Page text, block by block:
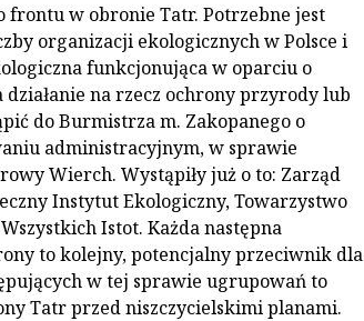
w obronie Tatr. Potrzebne jest
organizacji ekologicznych w Polsce i
funkcjonująca w oparciu o
na rzecz ochrony przyrody lub
do Burmistrza m. Zakopanego o
administracyjnym, w sprawie
Wierch. Wystąpiły już o to: Zarząd
Instytut Ekologiczny, Towarzystwo
Istot. Każda następna
to kolejny, potencjalny przeciwnik dla
w tej sprawie ugrupowań to
Tatr przed niszczycielskimi planami.